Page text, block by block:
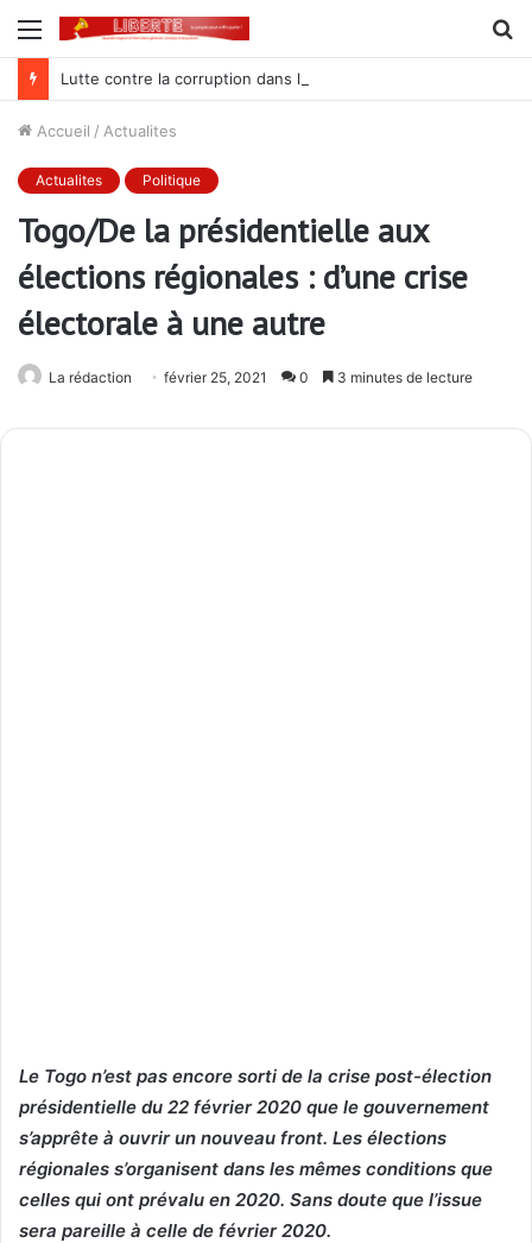
Menu
Accueil / Actualites
Actualites Politique
Togo/De la présidentielle aux
élections régionales : d’une crise
électorale à une autre
La rédaction février 25, 2021 0 3 minutes de lecture
Le Togo n’est pas encore sorti de la crise post-élection
présidentielle du 22 février 2020 que le gouvernement
s’apprête à ouvrir un nouveau front. Les élections
régionales s’organisent dans les mêmes conditions que
celles qui ont prévalu en 2020. Sans doute que l’issue
sera pareille à celle de février 2020.